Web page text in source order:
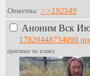
Ответы: >>192549
Аноним Вск
17820448754090.jpg
оригинал по клику.